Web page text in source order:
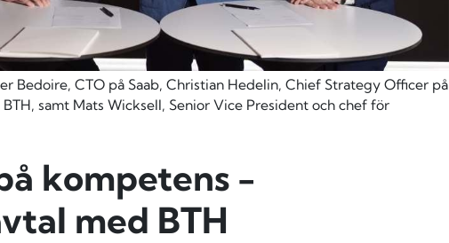
Bedoire, CTO på Saab, Christian Hedelin, Chief Strategy Officer på
samt Mats Wicksell, Senior Vice President och chef för
kompetens -
med BTH